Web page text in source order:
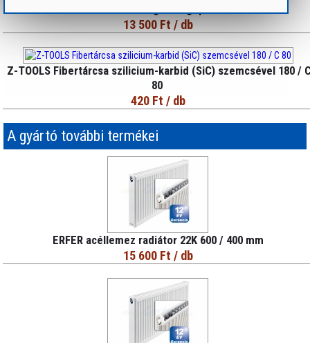
StrendPro 63B PPR Csőhegesztőgép 20-63 mm 1500W
13 500 Ft / db
Z-TOOLS Fibertárcsa szilicium-karbid (SiC) szemcsével 180 /
80
420 Ft / db
A gyártó további termékei
ERFER acéllemez radiátor 22K 600 / 400 mm
15 600 Ft / db